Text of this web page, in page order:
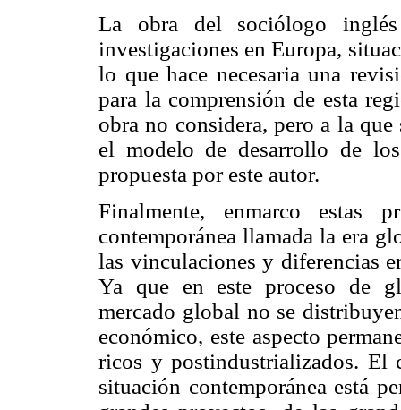
La obra del sociólogo
investigaciones en Europa,
lo que hace necesaria una
para la comprensión de esta
obra no considera, pero a la
el modelo de desarrollo de
propuesta por este autor.
Finalmente, enmarco estas
contemporánea llamada la era
las vinculaciones y diferencias
Ya que en este proceso de
mercado global no se
económico, este aspecto
ricos y postindustrializados. El
situación contemporánea está